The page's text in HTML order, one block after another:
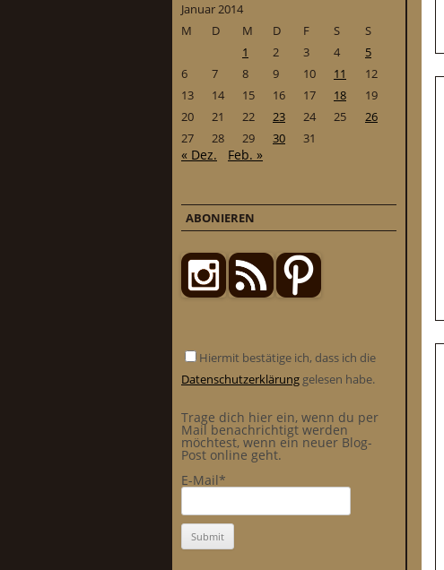
Januar 2014
M
D M D F S
S
1
2 3 4
5
6
7 8 9 10 11
12
13
14 15 16 17 18
19
20
21 22 23 24 25
26
27
28 29 30 31
« Dez. Feb. »
ABONIEREN
Hiermit bestätige ich, dass ich die
Datenschutzerklärung gelesen habe.
Trage dich hier ein, wenn du per
Mail benachrichtigt werden
möchtest, wenn ein neuer Blog-
Post online geht.
E-Mail*